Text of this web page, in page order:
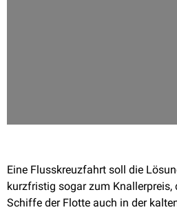
Eine Flusskreuzfahrt soll die
kurzfristig sogar zum Knallerpreis,
Schiffe der Flotte auch in der